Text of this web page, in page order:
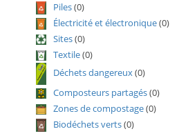
Piles(0)
Électricité et électronique(0)
Sites(0)
Textile(0)
Déchets dangereux(0)
Composteurs partagés(0)
Zones de compostage(0)
Biodéchets verts(0)